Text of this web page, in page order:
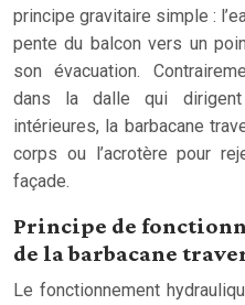
principe gravitaire simple :
pente du balcon vers un
son évacuation.
dans la dalle qui
intérieures, la barbacane
corps ou l’acrotère pour
façade.
Principe de
de la barbacane
Le fonctionnement